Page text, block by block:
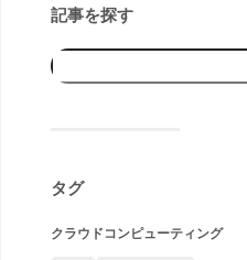
記事を探す
タグ
クラウドコンピューティング